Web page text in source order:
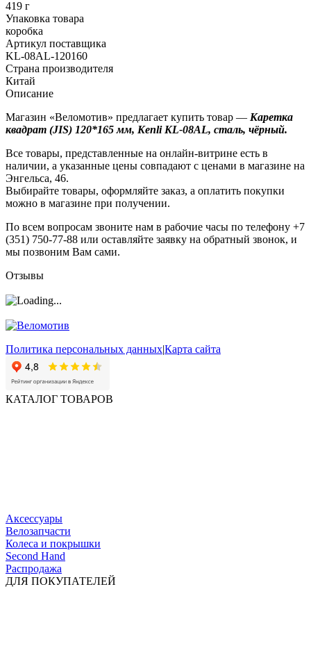
419 г
Упаковка товара
коробка
Артикул поставщика
KL-08AL-120160
Страна производителя
Китай
Описание
Магазин «Веломотив» предлагает купить товар — Каретка
квадрат (JIS) 120*165 мм, Kenli KL-08AL, сталь, чёрный.
Все товары, представленные на онлайн-витрине есть в
наличии, а указанные цены совпадают с ценами в магазине на
Энгельса, 46.
Выбирайте товары, оформляйте заказ, а оплатить покупки
можно в магазине при получении.
По всем вопросам звоните нам в рабочие часы по телефону +7
(351) 750-77-88 или оставляйте заявку на обратный звонок, и
мы позвоним Вам сами.
Отзывы
Политика персональных данных|Карта сайта
КАТАЛОГ ТОВАРОВ
Аксессуары
Велозапчасти
Колеса и покрышки
Second Hand
Распродажа
ДЛЯ ПОКУПАТЕЛЕЙ